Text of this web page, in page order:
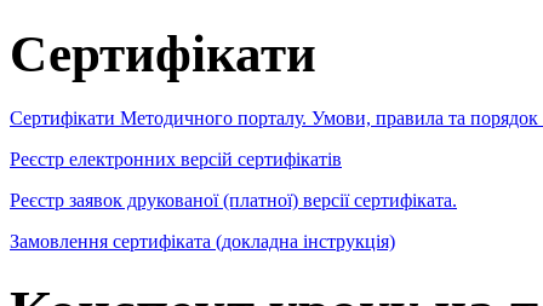
Сертифікати
Сертифікати Методичного порталу. Умови, правила та порядок
Реєстр електронних версій сертифікатів
Реєстр заявок друкованої (платної) версії сертифіката.
Замовлення сертифіката (докладна інструкція)